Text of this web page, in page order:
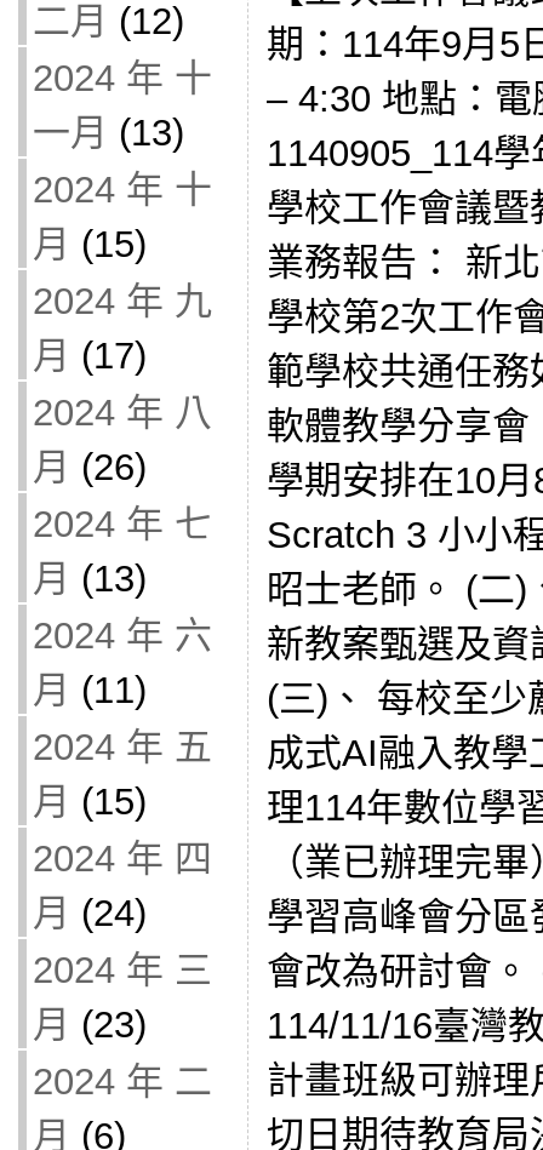
二月 (12)
2024 年 十
一月 (13)
2024 年 十
月 (15)
2024 年 九
月 (17)
2024 年 八
月 (26)
2024 年 七
月 (13)
2024 年 六
月 (11)
2024 年 五
月 (15)
2024 年 四
月 (24)
2024 年 三
月 (23)
2024 年 二
月 (6)
期：114年9月5
– 4:30 地點：
1140905_114
學校工作會議
業務報告： 新
學校第2次工作
範學校共通任
軟體教學分享
學期安排在10
Scratch 3 小小
昭士老師。 (二
新教案甄選及
(三)、 每校至少
成式AI融入教
理114年數位學
（業已辦理完
學習高峰會分
會改為研討會
114/11/16臺灣
計畫班級可辦
切日期待教育